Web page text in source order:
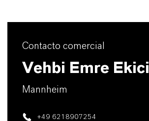
Contacto comercial
Vehbi Emre Ekici
Mannheim
+49 6218907254